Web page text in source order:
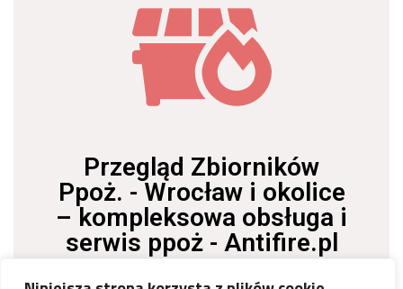
Przegląd Zbiorników
Ppoż. - Wrocław i okolice
– kompleksowa obsługa i
serwis ppoż - Antifire.pl